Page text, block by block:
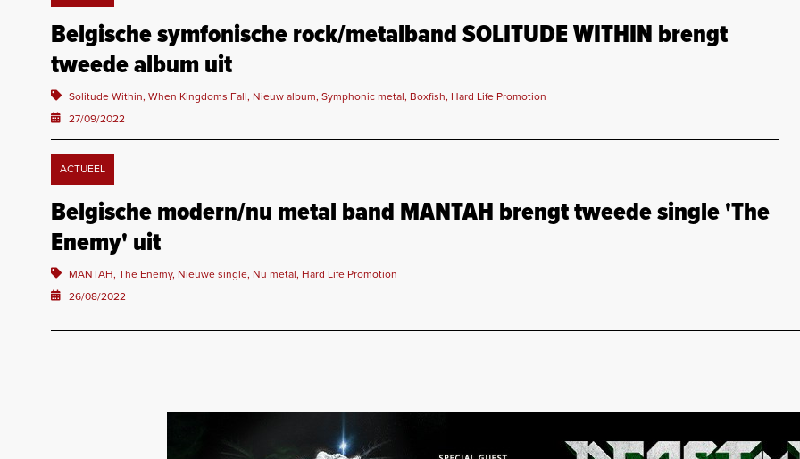
Belgische symfonische rock/metalband SOLITUDE WITHIN brengt
tweede album uit
Solitude Within, When Kingdoms Fall, Nieuw album, Symphonic metal, Boxfish, Hard Life Promotion
27/09/2022
ACTUEEL
Belgische modern/nu metal band MANTAH brengt tweede single 'The
Enemy' uit
MANTAH, The Enemy, Nieuwe single, Nu metal, Hard Life Promotion
26/08/2022